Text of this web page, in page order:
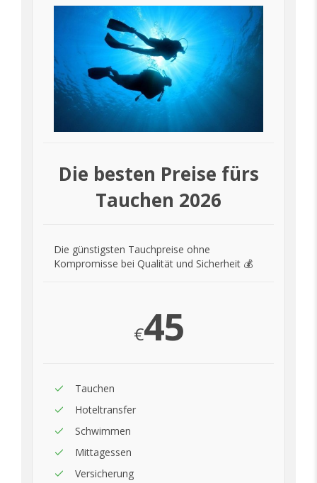
Die besten Preise fürs
Tauchen 2026
Die günstigsten Tauchpreise ohne
Kompromisse bei Qualität und Sicherheit 💰
€45
Tauchen
Hoteltransfer
Schwimmen
Mittagessen
Versicherung